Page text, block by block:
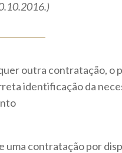
outra contratação, o
identificação da
uma contratação por